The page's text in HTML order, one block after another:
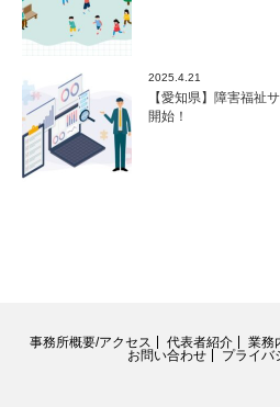
2025.4.21
【愛知県】障害福祉
開始！
事務所概要/アクセス 代表者紹介 業務
お問い合わせ
プライバ